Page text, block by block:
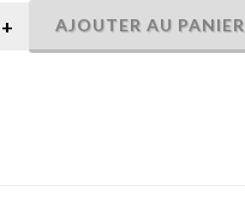
AJOUTER AU PANIER